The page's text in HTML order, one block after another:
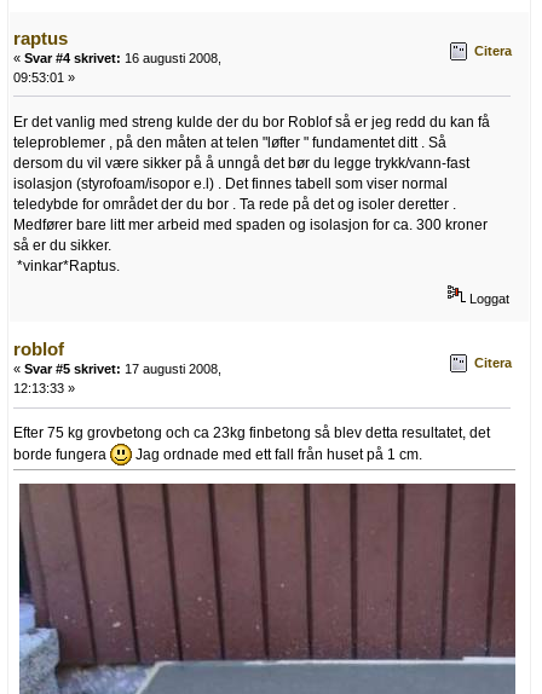
raptus
« Svar #4 skrivet: 16 augusti 2008,
09:53:01 »
Citera
Er det vanlig med streng kulde der du bor Roblof så er jeg redd du kan få
teleproblemer , på den måten at telen "løfter " fundamentet ditt . Så
dersom du vil være sikker på å unngå det bør du legge trykk/vann-fast
isolasjon (styrofoam/isopor e.l) . Det finnes tabell som viser normal
teledybde for området der du bor . Ta rede på det og isoler deretter .
Medfører bare litt mer arbeid med spaden og isolasjon for ca. 300 kroner
så er du sikker.
*vinkar*Raptus.
Loggat
roblof
« Svar #5 skrivet: 17 augusti 2008,
12:13:33 »
Citera
Efter 75 kg grovbetong och ca 23kg finbetong så blev detta resultatet, det
borde fungera
Jag ordnade med ett fall från huset på 1 cm.